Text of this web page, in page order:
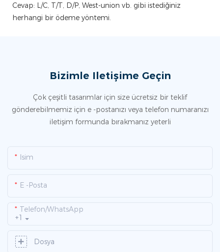
Cevap: L/C, T/T, D/P, West-union vb. gibi istediğiniz
herhangi bir ödeme yöntemi.
Bizimle Iletişime Geçin
Çok çeşitli tasarımlar için size ücretsiz bir teklif
gönderebilmemiz için e -postanızı veya telefon numaranızı
iletişim formunda bırakmanız yeterli
Isim
E -posta
+1
Telefon/WhatsApp
Dosya